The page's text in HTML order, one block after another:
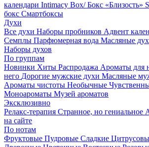
календари Intimacy Box/ Бокс «Близость»
бокс Смартбоксы
Духи
Все духи Наборы пробников Адвент
Семплы Парфюмерная вода Масляные
Наборы духов
По группам
Новинки Хиты Распродажа Ароматы для
него Дорогие мужские духи Масляные
Ароматы чистоты Необычные
Моноароматы Музей ароматов
Эксклюзивно
Релакс-терапия Странное, но гениальное
на сайте
По нотам
Фруктовые Пудровые Сладкие